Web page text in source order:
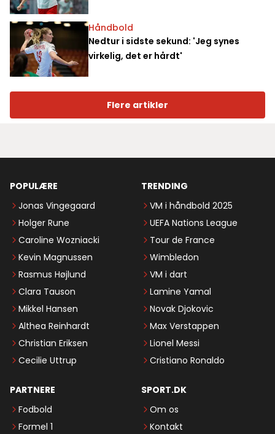
Håndbold
Nedtur i sidste sekund: 'Jeg synes
virkelig, det er hårdt'
Flere artikler
POPULÆRE
Jonas Vingegaard
Holger Rune
Caroline Wozniacki
Kevin Magnussen
Rasmus Højlund
Clara Tauson
Mikkel Hansen
Althea Reinhardt
Christian Eriksen
Cecilie Uttrup
TRENDING
VM i håndbold 2025
UEFA Nations League
Tour de France
Wimbledon
VM i dart
Lamine Yamal
Novak Djokovic
Max Verstappen
Lionel Messi
Cristiano Ronaldo
PARTNERE
Fodbold
Formel 1
SPORT.DK
Om os
Kontakt